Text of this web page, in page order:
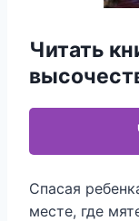
Читать
Спасая
месте, где